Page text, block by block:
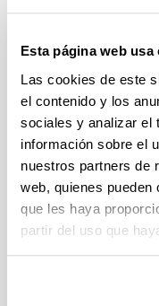
Esta página web usa
Las cookies de este
el contenido y los
sociales y analizar el
información sobre el
nuestros partners de
web, quienes pueden
que les haya
partir del uso que
Hacer
Scopus Author IDes
asigna
publicaciones
agrupando todos